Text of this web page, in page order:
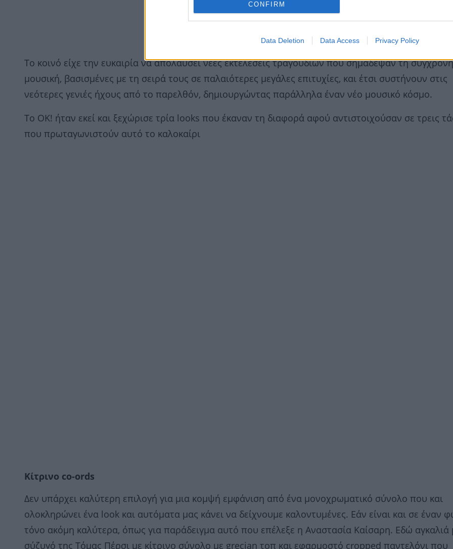
CONFIRM
Data Deletion Data Access Privacy Policy
Το κοινό είχε την ευκαιρία να απολαύσει νέες εκτελέσεις τραγουδιών που σημάδεψαν τη σύγχρονη
μουσική, βασισμένες με τη σειρά τους σε παλαιότερες μεγάλες επιτυχίες, και έτσι συστήνουν στις
νεότερες γενιές ήχους από το παρελθόν, δημιουργώντας παράλληλα έναν νέο μουσικό κόσμο.
To ΟΚ! ήταν εκεί και ξεχώρισε τρία looks που έκαναν τη διαφορά αφού αντιστοιχούσαν σε τρεις
που πρωταγωνιστούν αυτό το καλοκαίρι
Kίτρινο co-ords
Δεν υπάρχει καλύτερη επιλογή για μια κομψή εμφάνιση από ένα μονοχρωματικό σύνολο που και
ολοκληρώνει ένα look και αυτόματα μας κάνει να δείχνουμε καλοντυμένες. Εάν είναι και σε έναν
τόνο ακόμη καλύτερα, όπως για παράδειγμα αυτό που επέλεξε η Αναστασία Καίσαρη. Εδώ αγκαλιά
σύζυγό της Τόμας Πέρσι με κίτρινο σύνολο με grecian τοπ και εφαρμοστό cropped παντελόνι που